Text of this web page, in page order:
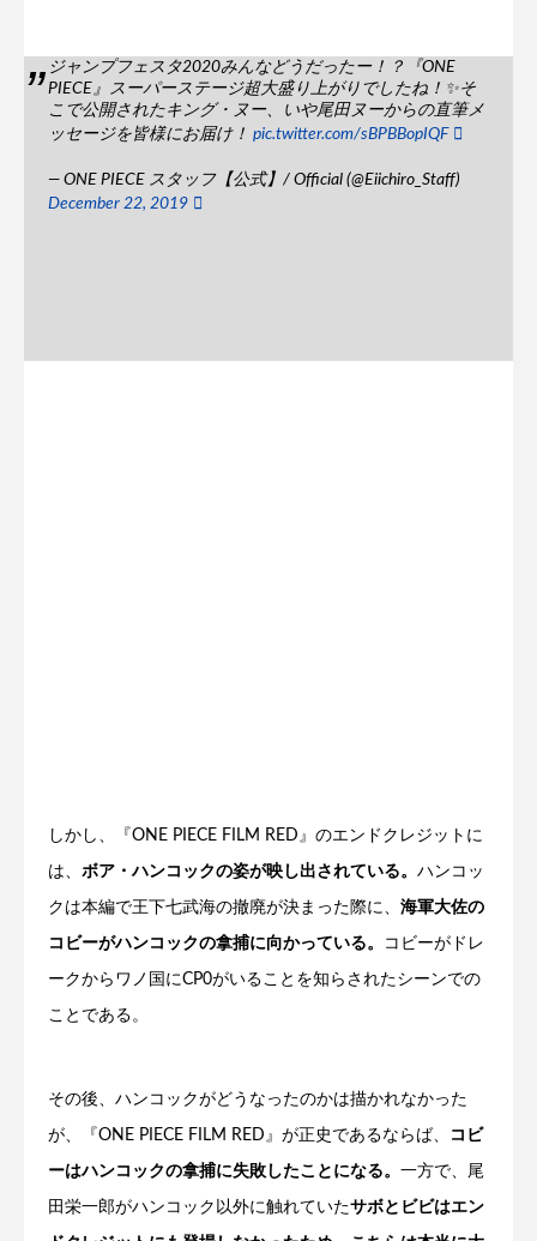
ジャンプフェスタ2020みんなどうだったー！？『ONE
PIECE』スーパーステージ超大盛り上がりでしたね！✨そ
こで公開されたキング・ヌー、いや尾田ヌーからの直筆メ
ッセージを皆様にお届け！ pic.twitter.com/sBPBBopIQF
— ONE PIECE スタッフ【公式】/ Official (@Eiichiro_Staff)
December 22, 2019
しかし、『ONE PIECE FILM RED』のエンドクレジットに
は、 ボア・ハンコックの姿が映し出されている。 ハンコッ
クは本編で王下七武海の撤廃が決まった際に、 海軍大佐の
コビーがハンコックの拿捕に向かっている。 コビーがドレ
ークからワノ国にCP0がいることを知らされたシーンでの
ことである。
その後、ハンコックがどうなったのかは描かれなかった
が、『ONE PIECE FILM RED』が正史であるならば、 コビ
ーはハンコックの拿捕に失敗したことになる。 一方で、尾
田栄一郎がハンコック以外に触れていたサボとビビはエン